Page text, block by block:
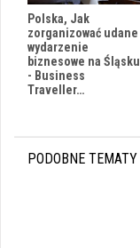
Polska, Jak
zorganizować udane
wydarzenie
biznesowe na Śląsku
- Business
Traveller…
PODOBNE TEMATY